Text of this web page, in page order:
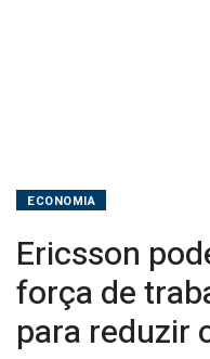
ECONOMIA
Ericsson
força de
para reduzir